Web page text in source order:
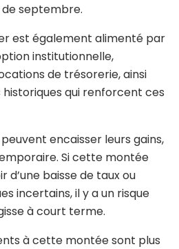
septembre.
est également alimenté par
institutionnelle,
de trésorerie, ainsi
qui renforcent ces
encaisser leurs gains,
Si cette montée
d’une baisse de taux ou
incertains, il y a un risque
à court terme.
à cette montée sont plus